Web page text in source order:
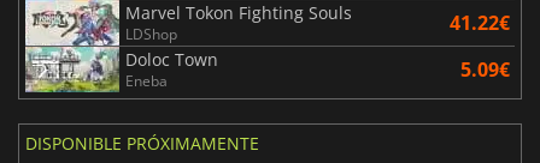
Marvel Tokon Fighting Souls
LDShop 41.22€
Doloc Town
Eneba 5.09€
DISPONIBLE PRÓXIMAMENTE